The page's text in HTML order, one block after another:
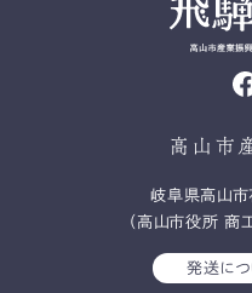
高山市
岐⾩県⾼⼭
（高山市役所 商
発送につ